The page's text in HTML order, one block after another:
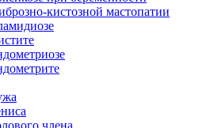
кистозной мастопатии
члена